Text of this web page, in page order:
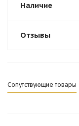
Наличие
Отзывы
Сопутствующие товары